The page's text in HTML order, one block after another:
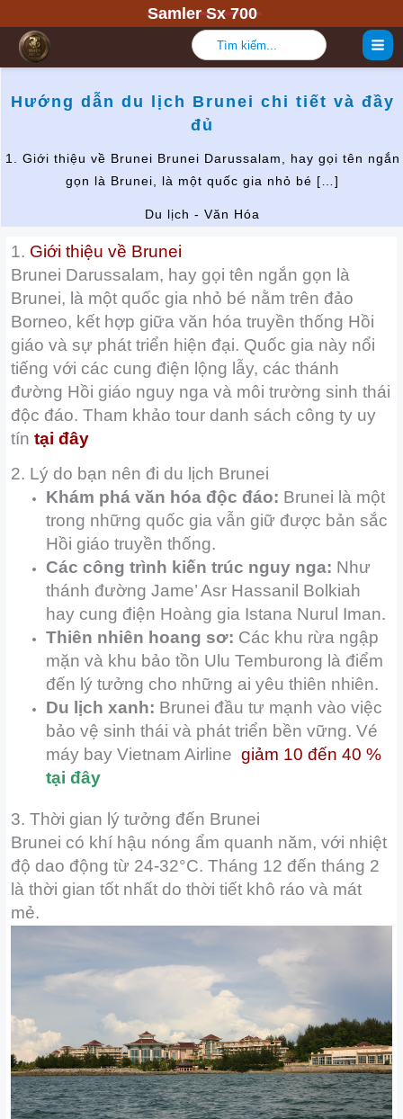
tới
Samler Sx 700
kiếm:
Hướng dẫn du lịch Brunei chi tiết và đầy
đủ
1. Giới thiệu về Brunei Brunei Darussalam, hay gọi tên ngắn
gọn là Brunei, là một quốc gia nhỏ bé […]
Du lịch - Văn Hóa
1. Giới thiệu về Brunei
Brunei Darussalam, hay gọi tên ngắn gọn là
Brunei, là một quốc gia nhỏ bé nằm trên đảo
Borneo, kết hợp giữa văn hóa truyền thống Hồi
giáo và sự phát triển hiện đại. Quốc gia này nổi
tiếng với các cung điện lộng lẫy, các thánh
đường Hồi giáo nguy nga và môi trường sinh thái
độc đáo. Tham khảo tour danh sách công ty uy
tín tại đây
2. Lý do bạn nên đi du lịch Brunei
Khám phá văn hóa độc đáo: Brunei là một
trong những quốc gia vẫn giữ được bản sắc
Hồi giáo truyền thống.
Các công trình kiến trúc nguy nga: Như
thánh đường Jame’ Asr Hassanil Bolkiah
hay cung điện Hoàng gia Istana Nurul Iman.
Thiên nhiên hoang sơ: Các khu rừa ngập
mặn và khu bảo tồn Ulu Temburong là điểm
đến lý tưởng cho những ai yêu thiên nhiên.
Du lịch xanh: Brunei đầu tư mạnh vào việc
bảo vệ sinh thái và phát triển bền vững. Vé
máy bay Vietnam Airline giảm 10 đến 40 %
tại đây
3. Thời gian lý tưởng đến Brunei
Brunei có khí hậu nóng ẩm quanh năm, với nhiệt
độ dao động từ 24-32°C. Tháng 12 đến tháng 2
là thời gian tốt nhất do thời tiết khô ráo và mát
mẻ.